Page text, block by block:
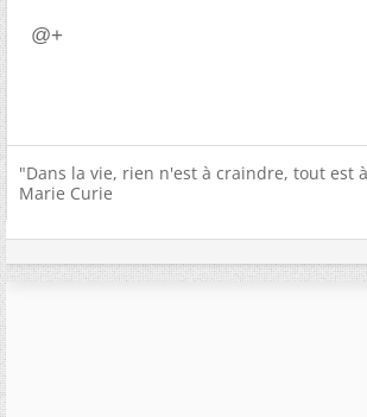
@+
"Dans la vie, rien n'est à craindre, tout est
Marie Curie